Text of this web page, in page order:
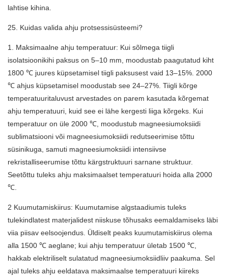
lahtise kihina.
25. Kuidas valida ahju protsessisüsteemi?
1. Maksimaalne ahju temperatuur: Kui sõlmega tiigli
isolatsioonikihi paksus on 5–10 mm, moodustab paagutatud kiht
1800 ℃ juures küpsetamisel tiigli paksusest vaid 13–15%. 2000
℃ ahjus küpsetamisel moodustab see 24–27%. Tiigli kõrge
temperatuuritaluvust arvestades on parem kasutada kõrgemat
ahju temperatuuri, kuid see ei lähe kergesti liiga kõrgeks. Kui
temperatuur on üle 2000 ℃, moodustub magneesiumoksiidi
sublimatsiooni või magneesiumoksiidi redutseerimise tõttu
süsinikuga, samuti magneesiumoksiidi intensiivse
rekristalliseerumise tõttu kärgstruktuuri sarnane struktuur.
Seetõttu tuleks ahju maksimaalset temperatuuri hoida alla 2000
℃.
2 Kuumutamiskiirus: Kuumutamise algstaadiumis tuleks
tulekindlatest materjalidest niiskuse tõhusaks eemaldamiseks läbi
viia piisav eelsoojendus. Üldiselt peaks kuumutamiskiirus olema
alla 1500 ℃ aeglane; kui ahju temperatuur ületab 1500 ℃,
hakkab elektriliselt sulatatud magneesiumoksiidliiv paakuma. Sel
ajal tuleks ahju eeldatava maksimaalse temperatuuri kiireks